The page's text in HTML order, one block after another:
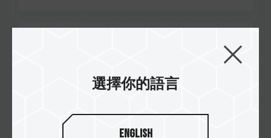
選擇你的語言
English